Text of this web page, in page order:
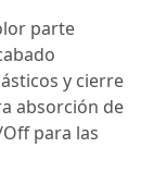
parte
y cierre
absorción de
para las